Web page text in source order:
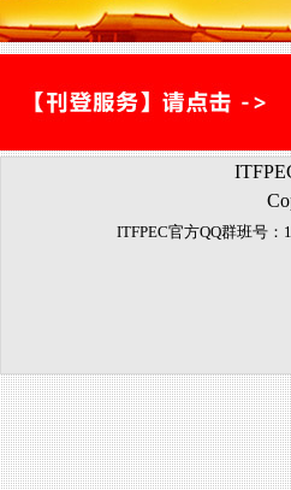
ITFPEC官方QQ群班号